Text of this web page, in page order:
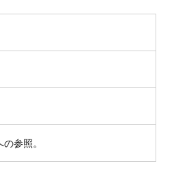
の参照。